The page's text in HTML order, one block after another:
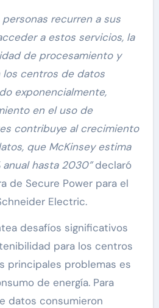
recurren a sus
a estos servicios, la
de procesamiento y
los centros de datos
exponencialmente,
en el uso de
contribuye al crecimiento
que McKinsey estima
anual hasta 2030”declaró
de Secure Power para el
Electric.
desafíos significativos
para los centros
principales problemas es
de energía. Para
datos consumieron